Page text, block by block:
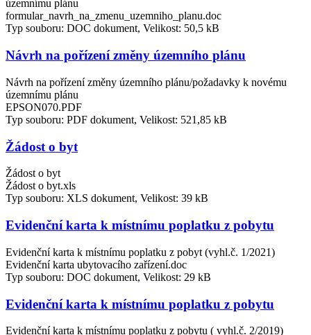
územnímu plánu
formular_navrh_na_zmenu_uzemniho_planu.doc
Typ souboru: DOC dokument, Velikost: 50,5 kB
Návrh na pořízení změny územního plánu
Návrh na pořízení změny územního plánu/požadavky k novému
územnímu plánu
EPSON070.PDF
Typ souboru: PDF dokument, Velikost: 521,85 kB
Žádost o byt
Žádost o byt
Žádost o byt.xls
Typ souboru: XLS dokument, Velikost: 39 kB
Evidenční karta k místnímu poplatku z pobytu
Evidenční karta k místnímu poplatku z pobyt (vyhl.č. 1/2021)
Evidenční karta ubytovacího zařízení.doc
Typ souboru: DOC dokument, Velikost: 29 kB
Evidenční karta k místnímu poplatku z pobytu
Evidenční karta k místnímu poplatku z pobytu ( vyhl.č. 2/2019)